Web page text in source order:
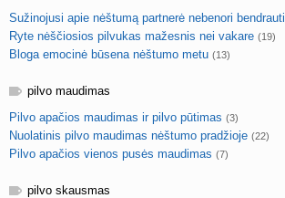
Sužinojusi apie nėštumą partnerė nebenori bendrauti
Ryte nėščiosios pilvukas mažesnis nei vakare (19)
Bloga emocinė būsena nėštumo metu (13)
pilvo maudimas
Pilvo apačios maudimas ir pilvo pūtimas (3)
Nuolatinis pilvo maudimas nėštumo pradžioje (22)
Pilvo apačios vienos pusės maudimas (7)
pilvo skausmas